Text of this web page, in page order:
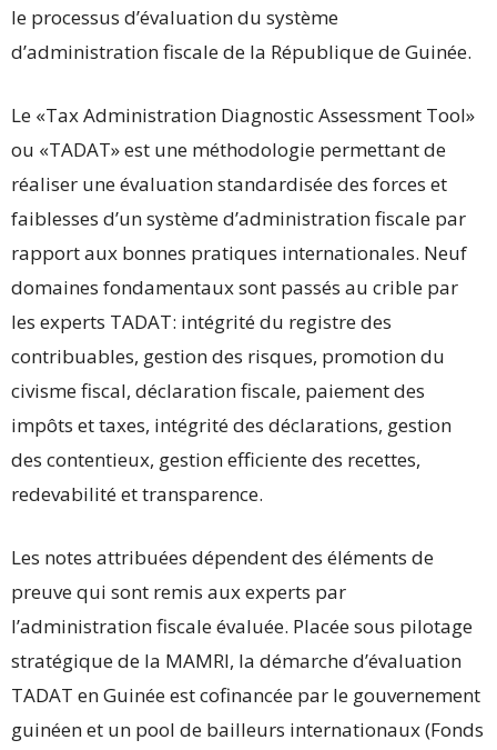
le processus d’évaluation du système
d’administration fiscale de la République de Guinée.
Le «Tax Administration Diagnostic Assessment Tool»
ou «TADAT» est une méthodologie permettant de
réaliser une évaluation standardisée des forces et
faiblesses d’un système d’administration fiscale par
rapport aux bonnes pratiques internationales. Neuf
domaines fondamentaux sont passés au crible par
les experts TADAT: intégrité du registre des
contribuables, gestion des risques, promotion du
civisme fiscal, déclaration fiscale, paiement des
impôts et taxes, intégrité des déclarations, gestion
des contentieux, gestion efficiente des recettes,
redevabilité et transparence.
Les notes attribuées dépendent des éléments de
preuve qui sont remis aux experts par
l’administration fiscale évaluée. Placée sous pilotage
stratégique de la MAMRI, la démarche d’évaluation
TADAT en Guinée est cofinancée par le gouvernement
guinéen et un pool de bailleurs internationaux (Fonds